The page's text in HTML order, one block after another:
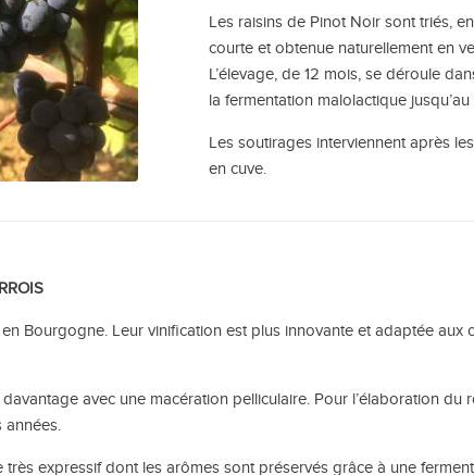
Les raisins de Pinot Noir sont triés,
courte et obtenue naturellement en
L’élevage, de 12 mois, se déroule
la fermentation malolactique
Les soutirages interviennent après
en cuve.
Bourgogne. Leur vinification est plus innovante et adaptée aux
avec une macération pelliculaire. Pour l’élaboration du
années.
très expressif dont les arômes sont préservés grâce à une